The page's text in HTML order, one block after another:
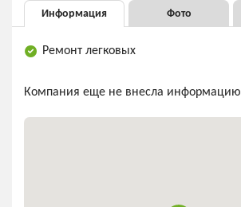
Информация Фото
Ремонт легковых
Компания еще не внесла информацию